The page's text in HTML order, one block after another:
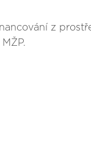
z